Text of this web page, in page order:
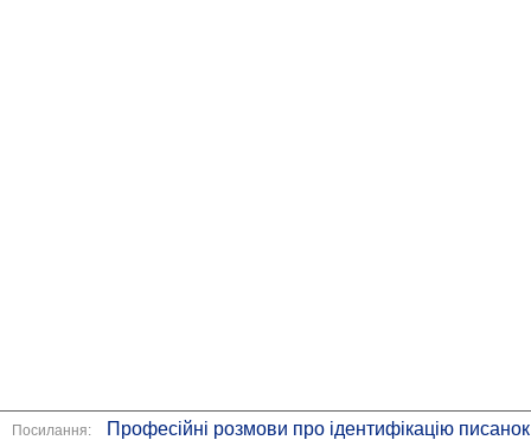
Посилання:
Професійні розмови про ідентифікацію писанок